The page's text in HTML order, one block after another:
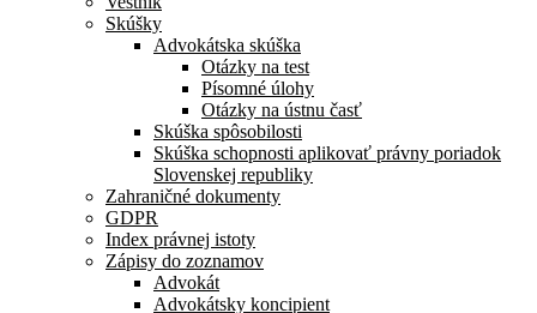
Skúšky
Advokátska skúška
Otázky na test
Písomné úlohy
Otázky na ústnu časť
Skúška spôsobilosti
Skúška schopnosti aplikovať právny poriadok
Slovenskej republiky
Zahraničné dokumenty
GDPR
Index právnej istoty
Zápisy do zoznamov
Advokát
Advokátsky koncipient